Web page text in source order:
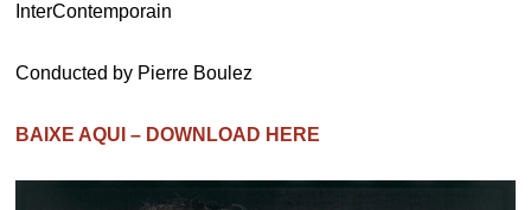
InterContemporain
Conducted by Pierre Boulez
BAIXE AQUI – DOWNLOAD HERE